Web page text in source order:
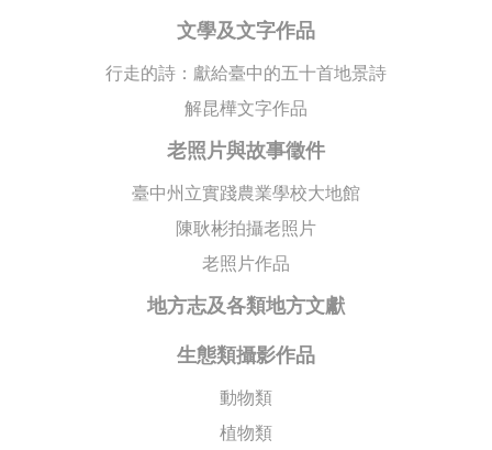
文學及文字作品
行走的詩：獻給臺中的五十首地景詩
解昆樺文字作品
老照片與故事徵件
臺中州立實踐農業學校大地館
陳耿彬拍攝老照片
老照片作品
地方志及各類地方文獻
生態類攝影作品
動物類
植物類